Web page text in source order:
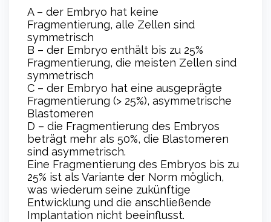
A – der Embryo hat keine
Fragmentierung, alle Zellen sind
symmetrisch
B – der Embryo enthält bis zu 25%
Fragmentierung, die meisten Zellen sind
symmetrisch
C – der Embryo hat eine ausgeprägte
Fragmentierung (> 25%), asymmetrische
Blastomeren
D – die Fragmentierung des Embryos
beträgt mehr als 50%, die Blastomeren
sind asymmetrisch.
Eine Fragmentierung des Embryos bis zu
25% ist als Variante der Norm möglich,
was wiederum seine zukünftige
Entwicklung und die anschließende
Implantation nicht beeinflusst.